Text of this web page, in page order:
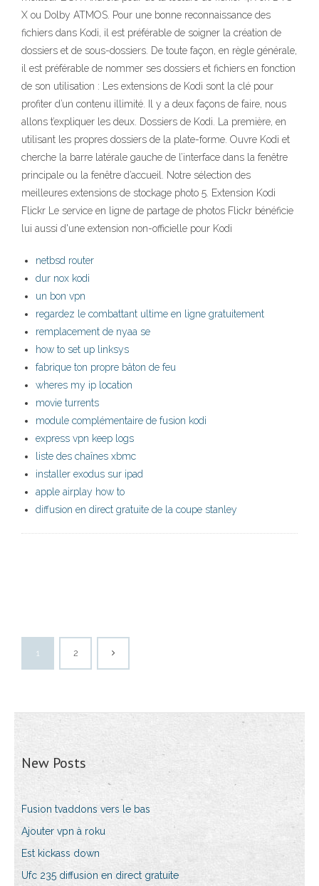
X ou Dolby ATMOS. Pour une bonne reconnaissance des
fichiers dans Kodi, il est préférable de soigner la création de
dossiers et de sous-dossiers. De toute façon, en règle générale,
il est préférable de nommer ses dossiers et fichiers en fonction
de son utilisation : Les extensions de Kodi sont la clé pour
profiter d’un contenu illimité. Il y a deux façons de faire, nous
allons t’expliquer les deux. Dossiers de Kodi. La première, en
utilisant les propres dossiers de la plate-forme. Ouvre Kodi et
cherche la barre latérale gauche de l’interface dans la fenêtre
principale ou la fenêtre d’accueil. Notre sélection des
meilleures extensions de stockage photo 5. Extension Kodi
Flickr Le service en ligne de partage de photos Flickr bénéficie
lui aussi d'une extension non-officielle pour Kodi
netbsd router
dur nox kodi
un bon vpn
regardez le combattant ultime en ligne gratuitement
remplacement de nyaa se
how to set up linksys
fabrique ton propre bâton de feu
wheres my ip location
movie turrents
module complémentaire de fusion kodi
express vpn keep logs
liste des chaînes xbmc
installer exodus sur ipad
apple airplay how to
diffusion en direct gratuite de la coupe stanley
1 2
New Posts
Fusion tvaddons vers le bas
Ajouter vpn à roku
Est kickass down
Ufc 235 diffusion en direct gratuite